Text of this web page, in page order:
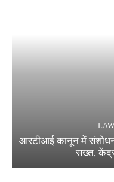
आरटीआई कानून में संशोधन
सख्त, केंद्र